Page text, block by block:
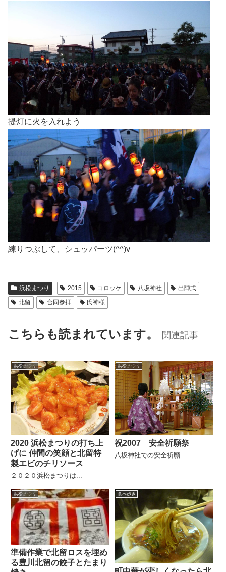
提灯に火を入れよう
練りつぶして、シュッパーツ(^^)v
浜松まつり 2015 コロッケ 八坂神社
出陣式
北留
合同参拝 氏神様
こちらも読まれています。 関連記事
浜松まつり
2020 浜松まつりの打ち上
げに 仲間の笑顔と北留特
製エビのチリソース
２０２０浜松まつりは...
浜松まつり
祝2007 安全祈願祭
八坂神社での安全祈願...
浜松まつり
準備作業で北留ロスを埋め
る豊川北留の餃子とたまり
食べ歩き